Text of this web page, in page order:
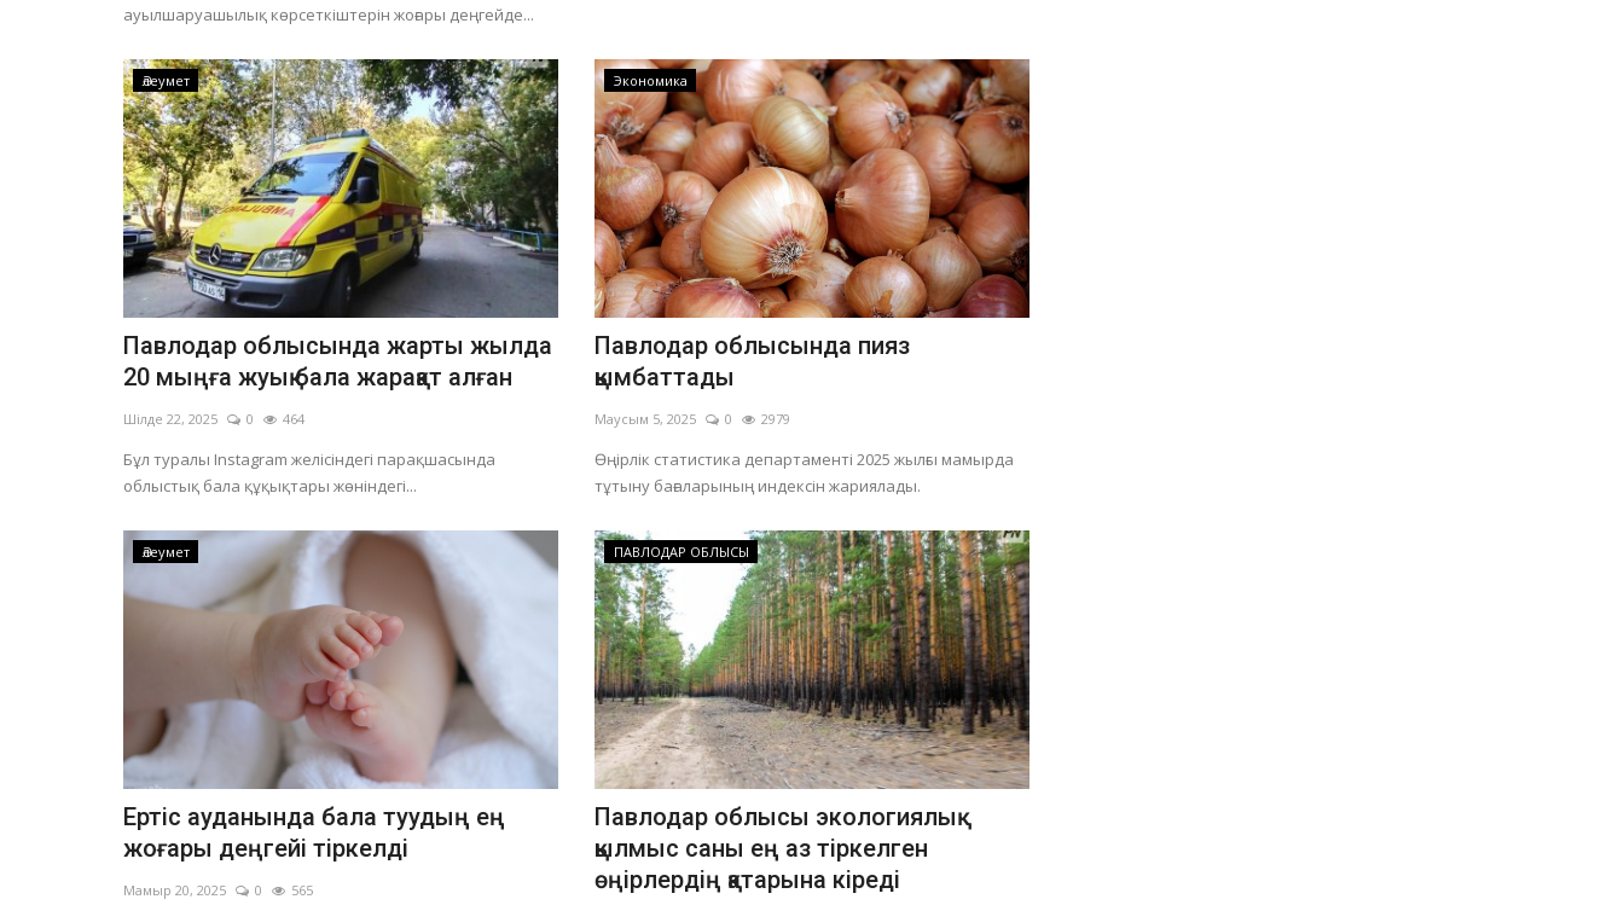
ауылшаруашылық көрсеткіштерін жоғары деңгейде...
Әлеумет
Павлодар облысында жарты жылда
20 мыңға жуық бала жарақат алған
Шілде 22, 2025 0 464
Бұл туралы Instagram желісіндегі парақшасында
облыстық бала құқықтары жөніндегі...
Экономика
Павлодар облысында пияз
қымбаттады
Маусым 5, 2025 0 2979
Өңірлік статистика департаменті 2025 жылғы мамырда
тұтыну бағаларының индексін жариялады.
Әлеумет
Ертіс ауданында бала туудың ең
жоғары деңгейі тіркелді
Мамыр 20, 2025 0 565
ПАВЛОДАР ОБЛЫСЫ
Павлодар облысы экологиялық
қылмыс саны ең аз тіркелген
өңірлердің қатарына кіреді